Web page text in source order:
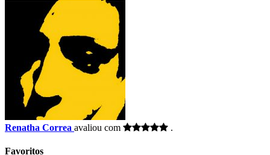
Renatha Correa avaliou com .
Favoritos